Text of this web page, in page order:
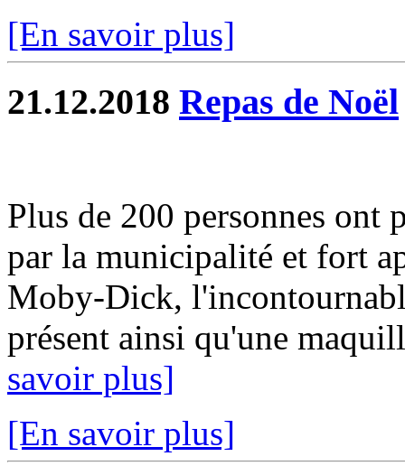
[En savoir plus]
21.12.2018 Repas de Noël
Plus de 200 personnes ont
par la municipalité et fort
Moby-Dick,
présent ainsi qu'une
savoir plus]
[En savoir plus]